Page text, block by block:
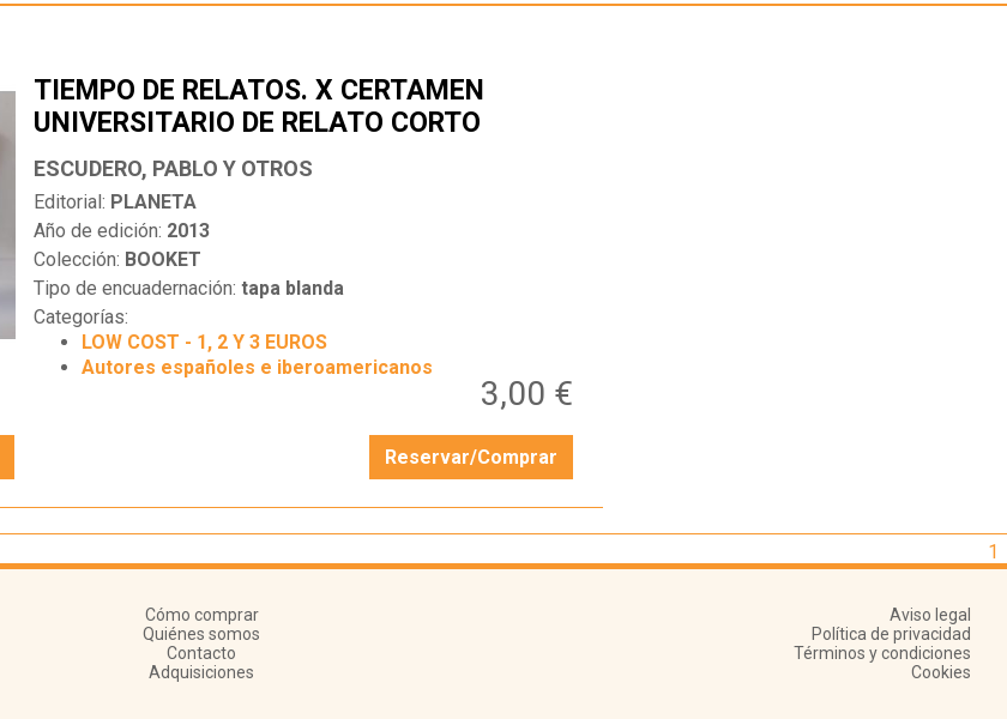
TIEMPO DE RELATOS. X CERTAMEN
UNIVERSITARIO DE RELATO CORTO
ESCUDERO, PABLO Y OTROS
Editorial: PLANETA
Año de edición: 2013
Colección: BOOKET
Tipo de encuadernación: tapa blanda
Categorías:
LOW COST - 1, 2 Y 3 EUROS
Autores españoles e iberoamericanos
3,00 €
Reservar/Comprar
1
Cómo comprar
Quiénes somos
Contacto
Adquisiciones
Aviso legal
Política de privacidad
Términos y condiciones
Cookies